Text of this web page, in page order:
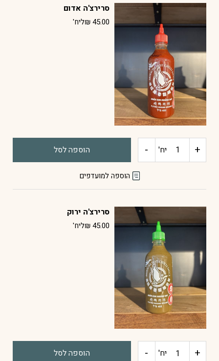
סרירצ'ה אדום
₪45.00 ליח'
+ כמות
אדום
יח' - הוספה לסל
הוספה למועדפים
סרירצ'ה ירוק
₪45.00 ליח'
+ כמות יח' - הוספה לסל